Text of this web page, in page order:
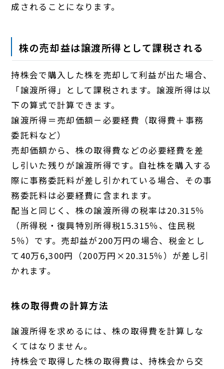
成されることになります。
株の売却益は譲渡所得として課税される
持株会で購入した株を売却して利益が出た場合、
「譲渡所得」として課税されます。譲渡所得は以
下の算式で計算できます。
譲渡所得＝売却価額－必要経費（取得費＋事務
委託料など）
売却価額から、株の取得費などの必要経費を差
し引いた残りが譲渡所得です。自社株を購入する
際に事務委託料が差し引かれている場合、その事
務委託料は必要経費に含まれます。
配当と同じく、株の譲渡所得の税率は20.315％
（所得税・復興特別所得税15.315％、住民税
5％）です。売却益が200万円の場合、税金とし
て40万6,300円（200万円×20.315％）が差し引
かれます。
株の取得費の計算方法
譲渡所得を求めるには、株の取得費を計算しな
くてはなりません。
持株会で取得した株の取得費は、持株会から交